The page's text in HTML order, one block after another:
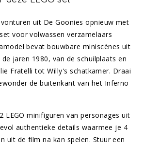
uit De Goonies opnieuw met
voor volwassen verzamelaars
bevat bouwbare miniscènes uit
jaren 1980, van de schuilplaats en
Fratelli tot Willy's schatkamer. Draai
de buitenkant van het Inferno
LEGO minifiguren van personages uit
authentieke details waarmee je 4
uit de film na kan spelen. Stuur een